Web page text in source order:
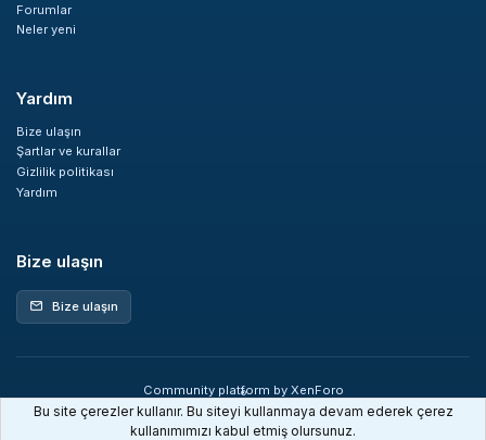
Forumlar
Neler yeni
Yardım
Bize ulaşın
Şartlar ve kurallar
Gizlilik politikası
Yardım
Bize ulaşın
mail Bize ulaşın
Community platform by XenForo
®
© 2010-2026 XenForo Ltd.
XenDev Forum İstatistik sistemi
Bu site çerezler kullanır. Bu siteyi kullanmaya devam ederek çerez
kullanımımızı kabul etmiş olursunuz.